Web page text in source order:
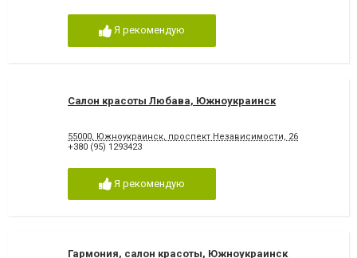
Я рекомендую
Салон красоты Любава, Южноукраинск
55000, Южноукраинск, проспект Независимости, 26
+380 (95) 1293423
Я рекомендую
Гармония, салон красоты, Южноукраинск